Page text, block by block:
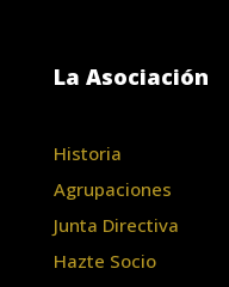
La Asociación
Historia
Agrupaciones
Junta Directiva
Hazte Socio